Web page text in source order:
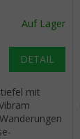
Auf Lager
DETAIL
mit